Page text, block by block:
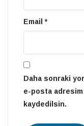
Email *
Daha sonraki
e-posta adresim
kaydedilsin.